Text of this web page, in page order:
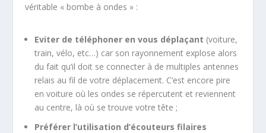
véritable « bombe à ondes » :
Eviter de téléphoner en vous déplaçant (voiture,
train, vélo, etc…) car son rayonnement explose alors
du fait qu’il doit se connecter à de multiples antennes
relais au fil de votre déplacement. C’est encore pire
en voiture où les ondes se répercutent et reviennent
au centre, là où se trouve votre tête ;
Préférer l’utilisation d’écouteurs filaires